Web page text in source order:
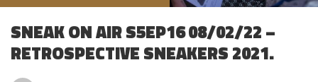
SNEAK ON AIR S5EP16 08/02/22 –
RETROSPECTIVE SNEAKERS 2021.